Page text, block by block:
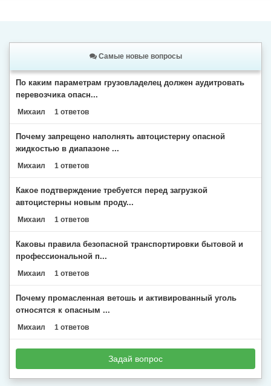
Самые новые вопросы
По каким параметрам грузовладелец должен аудитровать
перевозчика опасн...
Михаил 1 ответов
Почему запрещено наполнять автоцистерну опасной
жидкостью в диапазоне ...
Михаил 1 ответов
Какое подтверждение требуется перед загрузкой
автоцистерны новым проду...
Михаил 1 ответов
Каковы правила безопасной транспортировки бытовой и
профессиональной п...
Михаил 1 ответов
Почему промасленная ветошь и активированный уголь
относятся к опасным ...
Михаил 1 ответов
Задай вопрос